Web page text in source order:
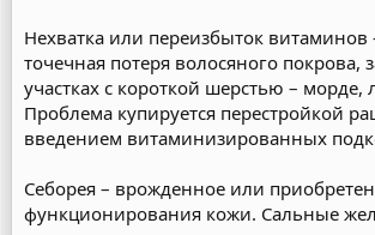
Нехватка или переизбыток витаминов
точечная потеря волосяного покрова,
участках с короткой шерстью – морде,
Проблема купируется перестройкой
введением витаминизированных
Себорея – врожденное или
функционирования кожи. Сальные